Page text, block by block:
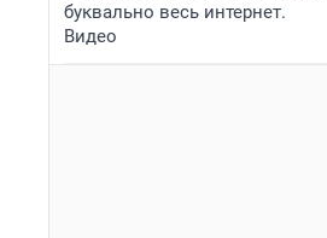
буквально весь интернет.
Видео